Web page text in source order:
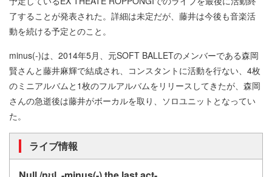
了することが発表された。詳細は未定だが、藤井は今後も音楽活
動を続ける予定とのこと。
minus(-)は、2014年5月、元SOFT BALLETのメンバーである森岡
賢さんと藤井麻輝で結成され、コンスタントに活動を行ない、4枚
のミニアルバムと1枚のフルアルバムをリリースしてきたが、森岡
さんの急逝後は藤井がボーカルを取り、ソロユニットとなってい
た。
ライブ情報